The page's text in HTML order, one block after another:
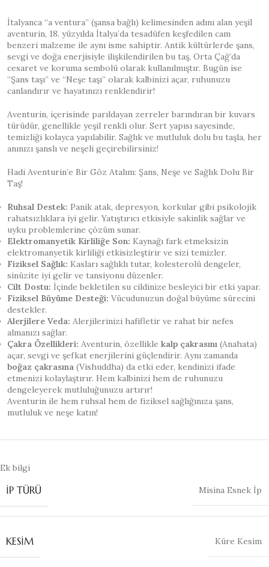
İtalyanca “a ventura” (şansa bağlı) kelimesinden adını alan yeşil
aventurin, 18. yüzyılda İtalya’da tesadüfen keşfedilen cam
benzeri malzeme ile aynı isme sahiptir. Antik kültürlerde şans,
sevgi ve doğa enerjisiyle ilişkilendirilen bu taş, Orta Çağ’da
cesaret ve koruma sembolü olarak kullanılmıştır. Bugün ise
“Şans taşı” ve “Neşe taşı” olarak kalbinizi açar, ruhunuzu
canlandırır ve hayatınızı renklendirir!
Aventurin, içerisinde parıldayan zerreler barındıran bir kuvars
türüdür, genellikle yeşil renkli olur. Sert yapısı sayesinde,
temizliği kolayca yapılabilir. Sağlık ve mutluluk dolu bu taşla, her
anınızı şanslı ve neşeli geçirebilirsiniz!
Hadi Aventurin’e Bir Göz Atalım: Şans, Neşe ve Sağlık Dolu Bir
Taş!
Ruhsal Destek: Panik atak, depresyon, korkular gibi psikolojik
rahatsızlıklara iyi gelir. Yatıştırıcı etkisiyle sakinlik sağlar ve
uyku problemlerine çözüm sunar.
Elektromanyetik Kirliliğe Son: Kaynağı fark etmeksizin
elektromanyetik kirliliği etkisizleştirir ve sizi temizler.
Fiziksel Sağlık: Kasları sağlıklı tutar, kolesterolü dengeler,
sinüzite iyi gelir ve tansiyonu düzenler.
Cilt Dostu: İçinde bekletilen su cildinize besleyici bir etki yapar.
Fiziksel Büyüme Desteği: Vücudunuzun doğal büyüme sürecini
destekler.
Alerjilere Veda: Alerjilerinizi hafifletir ve rahat bir nefes
almanızı sağlar.
Çakra Özellikleri: Aventurin, özellikle kalp çakrasını (Anahata)
açar, sevgi ve şefkat enerjilerini güçlendirir. Aynı zamanda
boğaz çakrasına (Vishuddha) da etki eder, kendinizi ifade
etmenizi kolaylaştırır. Hem kalbinizi hem de ruhunuzu
dengeleyerek mutluluğunuzu artırır!
Aventurin ile hem ruhsal hem de fiziksel sağlığınıza şans,
mutluluk ve neşe katın!
Ek bilgi
İP TÜRÜ Misina Esnek İp
KESIM Küre Kesim